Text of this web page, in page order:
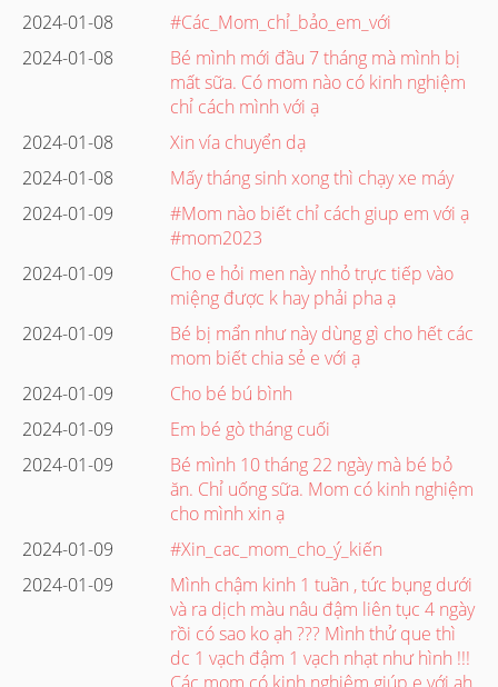
2024-01-08
#Các_Mom_chỉ_bảo_em_với
2024-01-08
Bé mình mới đầu 7 tháng mà mình bị
mất sữa. Có mom nào có kinh nghiệm
chỉ cách mình với ạ
2024-01-08
Xin vía chuyển dạ
2024-01-08
Mấy tháng sinh xong thì chạy xe máy
2024-01-09
#Mom nào biết chỉ cách giup em với ạ
#mom2023
2024-01-09
Cho e hỏi men này nhỏ trực tiếp vào
miệng được k hay phải pha ạ
2024-01-09
Bé bị mẩn như này dùng gì cho hết các
mom biết chia sẻ e với ạ
2024-01-09
Cho bé bú bình
2024-01-09
Em bé gò tháng cuối
2024-01-09
Bé mình 10 tháng 22 ngày mà bé bỏ
ăn. Chỉ uống sữa. Mom có kinh nghiệm
cho mình xin ạ
2024-01-09
#Xin_cac_mom_cho_ý_kiến
2024-01-09
Mình chậm kinh 1 tuần , tức bụng dưới
và ra dịch màu nâu đậm liên tục 4 ngày
rồi có sao ko ạh ??? Mình thử que thì
dc 1 vạch đậm 1 vạch nhạt như hình !!!
Các mom có kinh nghiệm giúp e với ạh